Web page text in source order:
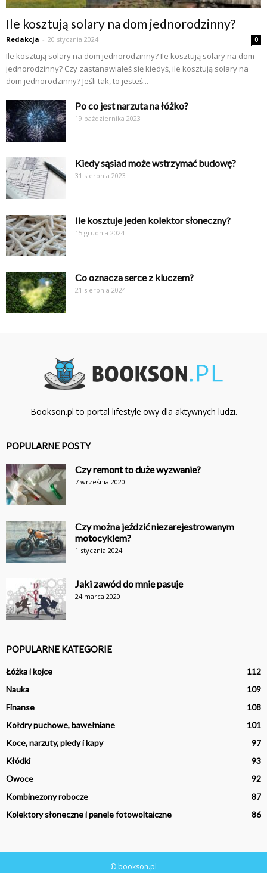
Ile kosztują solary na dom jednorodzinny?
Redakcja - 20 stycznia 2024 0
Ile kosztują solary na dom jednorodzinny? Ile kosztują solary na dom
jednorodzinny? Czy zastanawiałeś się kiedyś, ile kosztują solary na
dom jednorodzinny? Jeśli tak, to jesteś...
Po co jest narzuta na łóżko?
19 października 2023
Kiedy sąsiad może wstrzymać budowę?
31 sierpnia 2023
Ile kosztuje jeden kolektor słoneczny?
15 grudnia 2024
Co oznacza serce z kluczem?
21 sierpnia 2024
Bookson.pl to portal lifestyle'owy dla aktywnych ludzi.
POPULARNE POSTY
Czy remont to duże wyzwanie?
7 września 2020
Czy można jeździć niezarejestrowanym
motocyklem?
1 stycznia 2024
Jaki zawód do mnie pasuje
24 marca 2020
POPULARNE KATEGORIE
Łóżka i kojce
112
Nauka
109
Finanse
108
Kołdry puchowe, bawełniane
101
Koce, narzuty, pledy i kapy
97
Kłódki
93
Owoce
92
Kombinezony robocze
87
Kolektory słoneczne i panele fotowoltaiczne
86
© bookson.pl